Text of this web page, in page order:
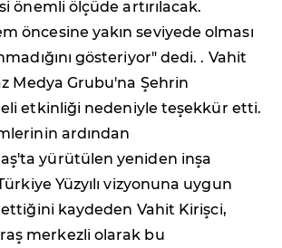
önemli ölçüde artırılacak.
öncesine yakın seviyede olması
gösteriyor" dedi. . Vahit
Medya Grubu'na Şehrin
etkinliği nedeniyle teşekkür etti.
ardından
yürütülen yeniden inşa
Yüzyılı vizyonuna uygun
kaydeden Vahit Kirişci,
merkezli olarak bu